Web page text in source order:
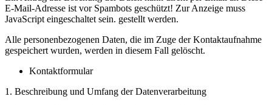
E-Mail-Adresse ist vor Spambots geschützt! Zur Anzeige muss
JavaScript eingeschaltet sein. gestellt werden.
Alle personenbezogenen Daten, die im Zuge der Kontaktaufnahme
gespeichert wurden, werden in diesem Fall gelöscht.
Kontaktformular
1. Beschreibung und Umfang der Datenverarbeitung